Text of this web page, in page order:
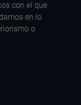
con el que
en lo
o